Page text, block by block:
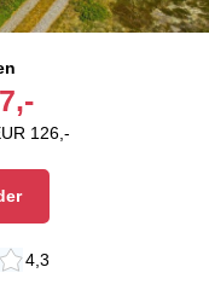
126,-
4,3